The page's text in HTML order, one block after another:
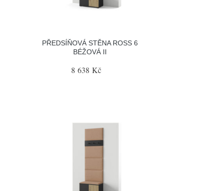
PŘEDSÍŇOVÁ STĚNA ROSS 6
BÉŽOVÁ II
8 638 Kč